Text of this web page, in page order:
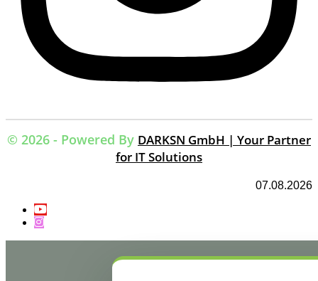
© 2026 - Powered By DARKSN GmbH | Your Partner
for IT Solutions
07.08.2026